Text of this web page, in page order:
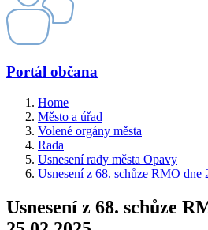
Portál občana
Home
Město a úřad
Volené orgány města
Rada
Usnesení rady města Opavy
Usnesení z 68. schůze RMO dne
Usnesení z 68. schůze